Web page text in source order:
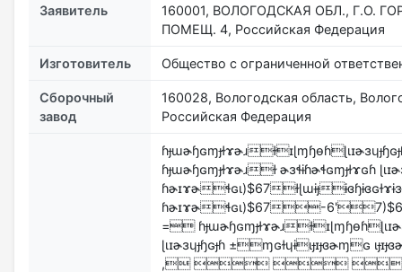
Заявитель
160001, ВОЛОГОДСКАЯ ОБЛ., Г.О.
ПОМЕЩ. 4, Российская Федерация
Изготовитель Общество с ограниченной
Сборочный
завод
160028, Вологодская область,
Российская Федерация
ɦɟɯɚɧɢɱɟɫɤɚɹɫ ɚɜɬɨɦɚɬɢɱɟɫɤɢɦ
ɦɚɪɤɚɬɢɩ)$67-
=
ɭɩɪɚɜɥɟɧɢɟɦ ±ɱɢɫɥɨɩɟɪɟɞɚɱɢ
,  